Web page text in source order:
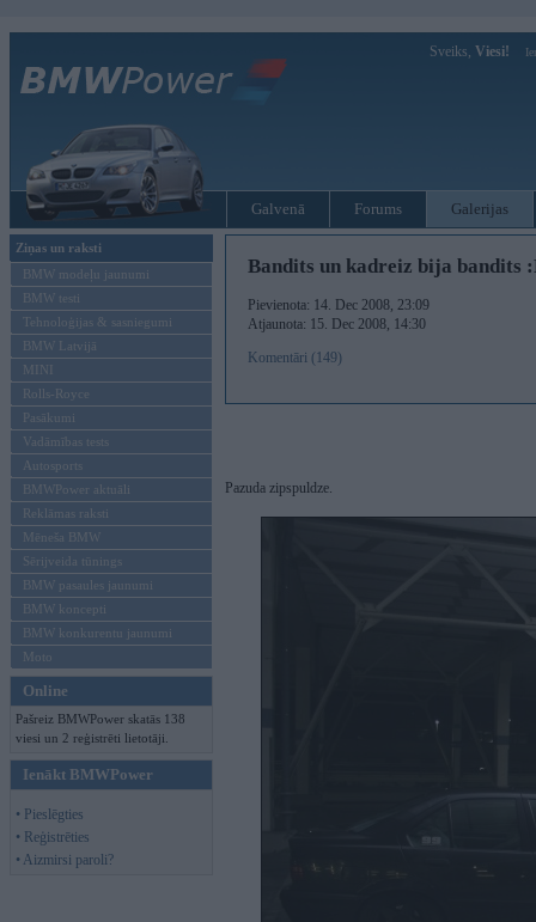
Sveiks, Viesi!
Galvenā Forums Galerijas
Ziņas un raksti
BMW modeļu jaunumi
BMW testi
Tehnoloģijas & sasniegumi
BMW Latvijā
MINI
Rolls-Royce
Pasākumi
Vadāmības tests
Autosports
BMWPower aktuāli
Reklāmas raksti
Mēneša BMW
Sērijveida tūnings
BMW pasaules jaunumi
BMW koncepti
BMW konkurentu jaunumi
Moto
Online
Pašreiz BMWPower skatās 138
viesi un 2 reģistrēti lietotāji.
Ienākt BMWPower
• Pieslēgties
• Reģistrēties
• Aizmirsi paroli?
Bandits un kadreiz bija bandits
Pievienota: 14. Dec 2008, 23:09
Atjaunota: 15. Dec 2008, 14:30
Komentāri (149)
Pazuda zipspuldze.